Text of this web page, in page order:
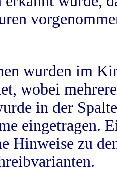
wurden im
wobei
in der
eingetragen.
Hinweise zu